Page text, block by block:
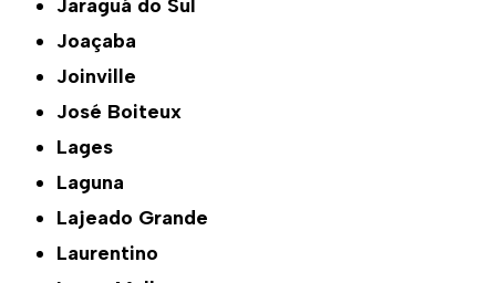
Jaraguá do Sul
Joaçaba
Joinville
José Boiteux
Lages
Laguna
Lajeado Grande
Laurentino